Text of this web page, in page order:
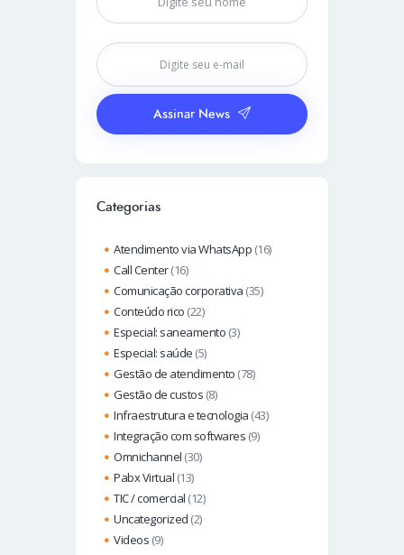
Assinar News
Categorias
Atendimento via WhatsApp (16)
Call Center(16)
Comunicação corporativa (35)
Conteúdo rico (22)
Especial: saneamento (3)
Especial: saúde (5)
Gestão de atendimento (78)
Gestão de custos (8)
Infraestrutura e tecnologia (43)
Integração com softwares (9)
Omnichannel (30)
Pabx Virtual (13)
TIC / comercial (12)
Uncategorized (2)
Videos (9)